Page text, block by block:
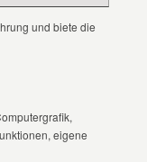
und biete die
eigene